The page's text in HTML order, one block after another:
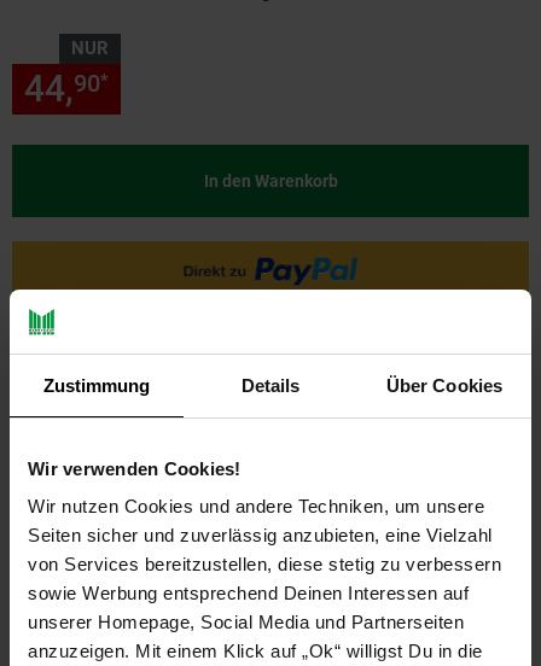
Zustimmung Details Über Cookies
Wir verwenden Cookies!
Wir nutzen Cookies und andere Techniken, um unsere
Seiten sicher und zuverlässig anzubieten, eine Vielzahl
von Services bereitzustellen, diese stetig zu verbessern
sowie Werbung entsprechend Deinen Interessen auf
unserer Homepage, Social Media und Partnerseiten
anzuzeigen. Mit einem Klick auf „Ok“ willigst Du in die
NUR
44,90*
In den Warenkorb
PAYBACK
Payback Punkte Basis°Punkte: